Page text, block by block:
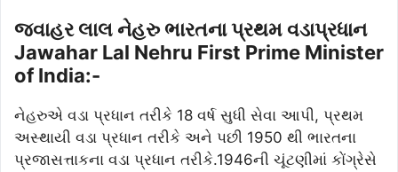
જવાહર લાલ નેહરુ ભારતના પ્રથમ વડાપ્રધાન
Jawahar Lal Nehru First Prime Minister
of India:-
નેહરુએ વડા પ્રધાન તરીકે 18 વર્ષ સુધી સેવા આપી, પ્રથમ
અસ્થાયી વડા પ્રધાન તરીકે અને પછી 1950 થી ભારતના
પ્રજાસત્તાકના વડા પ્રધાન તરીકે.1946ની ચૂંટણીમાં કોંગ્રેસે